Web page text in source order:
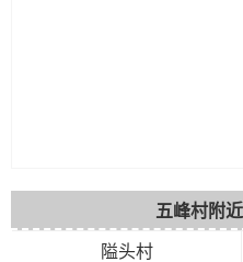
五峰村附
隘头村